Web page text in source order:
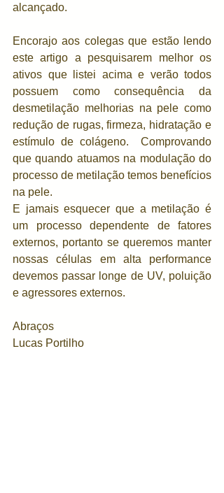
alcançado.
Encorajo aos colegas que estão lendo
este artigo a pesquisarem melhor os
ativos que listei acima e verão todos
possuem como consequência da
desmetilação melhorias na pele como
redução de rugas, firmeza, hidratação e
estímulo de colágeno.  Comprovando
que quando atuamos na modulação do
processo de metilação temos benefícios
na pele.
E jamais esquecer que a metilação é
um processo dependente de fatores
externos, portanto se queremos manter
nossas células em alta performance
devemos passar longe de UV, poluição
e agressores externos.
Abraços
Lucas Portilho